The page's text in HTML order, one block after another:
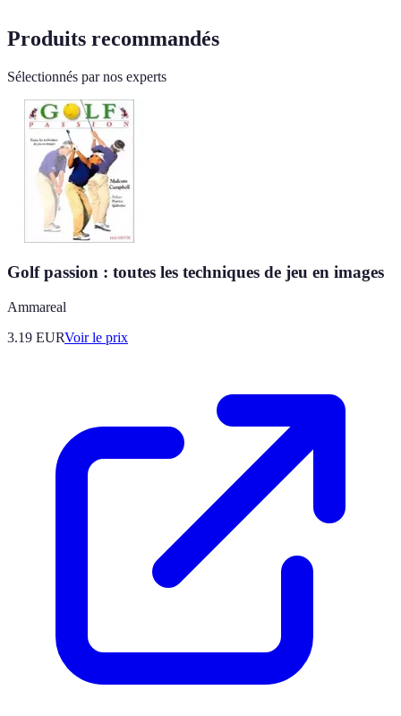
Produits recommandés
Sélectionnés par nos experts
Golf passion : toutes les techniques de jeu en images
Ammareal
3.19 EURVoir le prix